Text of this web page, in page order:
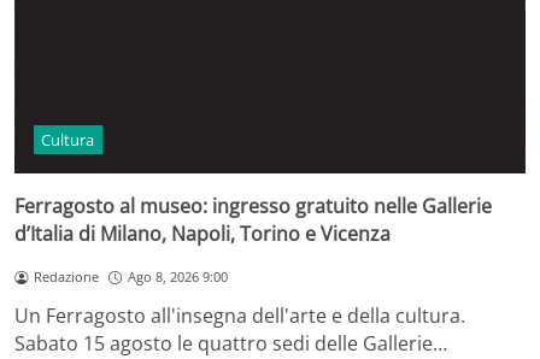
Cultura
Ferragosto al museo: ingresso gratuito nelle Gallerie
d’Italia di Milano, Napoli, Torino e Vicenza
Redazione Ago 8, 2026 9:00
Un Ferragosto all'insegna dell'arte e della cultura.
Sabato 15 agosto le quattro sedi delle Gallerie…